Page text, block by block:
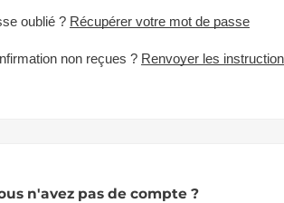
oublié ? Récupérer votre mot de passe
non reçues ? Renvoyer les
n'avez pas de compte ?